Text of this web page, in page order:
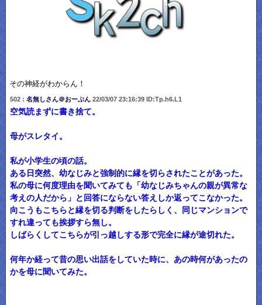
その神経がわからん！
502 : 名無しさん＠おーぷん22/03/07 23:16:39 ID:Tp.h6.L1
空気読まずに書き捨て。
母がスレタイ。
私が小学生の頃の話。
ある日突然、幼なじみと強制的に縁を切らされたことがあった。
私の母に何度理由を聞いてみても「幼なじみちゃんの親が異常な
考えの人だから」と回答にならない答えしか返ってこなかった。
向こうもこちらと縁を切る判断をしたらしく、同じマンションで
すれ違っても挨拶すら無し。
しばらくしてこちらが引っ越しする形で完全に縁が途切れた。
何年か経って昔の思い出話をしていた時に、あの時何があったの
かを母に聞いてみた。